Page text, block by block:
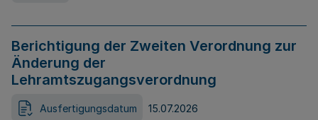
Berichtigung der Zweiten Verordnung zur
Änderung der
Lehramtszugangsverordnung
Ausfertigungsdatum 15.07.2026